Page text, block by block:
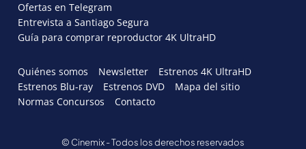
Ofertas en Telegram
Entrevista a Santiago Segura
Guía para comprar reproductor 4K UltraHD
Quiénes somos Newsletter
Estrenos 4K UltraHD
Estrenos Blu-ray
Estrenos DVD
Mapa del sitio
Normas Concursos
Contacto
© Cinemix - Todos los derechos reservados